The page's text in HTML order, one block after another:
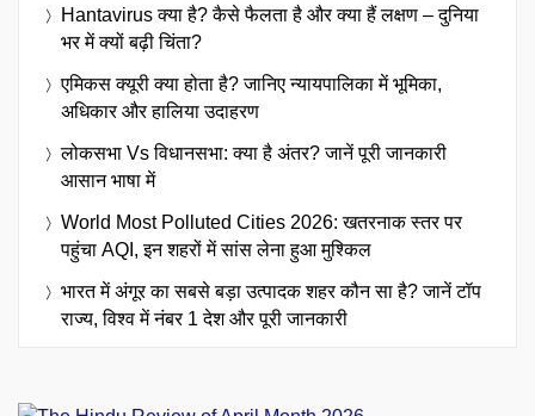
Hantavirus क्या है? कैसे फैलता है और क्या हैं लक्षण – दुनिया
भर में क्यों बढ़ी चिंता?
एमिकस क्यूरी क्या होता है? जानिए न्यायपालिका में भूमिका,
अधिकार और हालिया उदाहरण
लोकसभा Vs विधानसभा: क्या है अंतर? जानें पूरी जानकारी
आसान भाषा में
World Most Polluted Cities 2026: खतरनाक स्तर पर
पहुंचा AQI, इन शहरों में सांस लेना हुआ मुश्किल
भारत में अंगूर का सबसे बड़ा उत्पादक शहर कौन सा है? जानें टॉप
राज्य, विश्व में नंबर 1 देश और पूरी जानकारी